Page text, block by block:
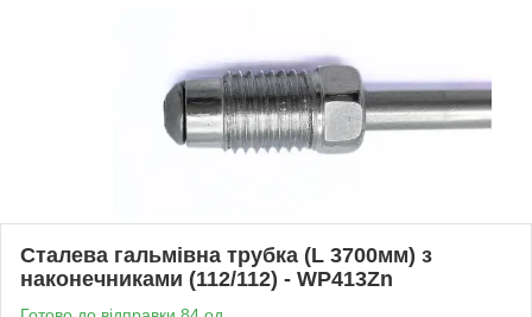
Сталева гальмівна трубка (L 3700мм) з
наконечниками (112/112) - WP413Zn